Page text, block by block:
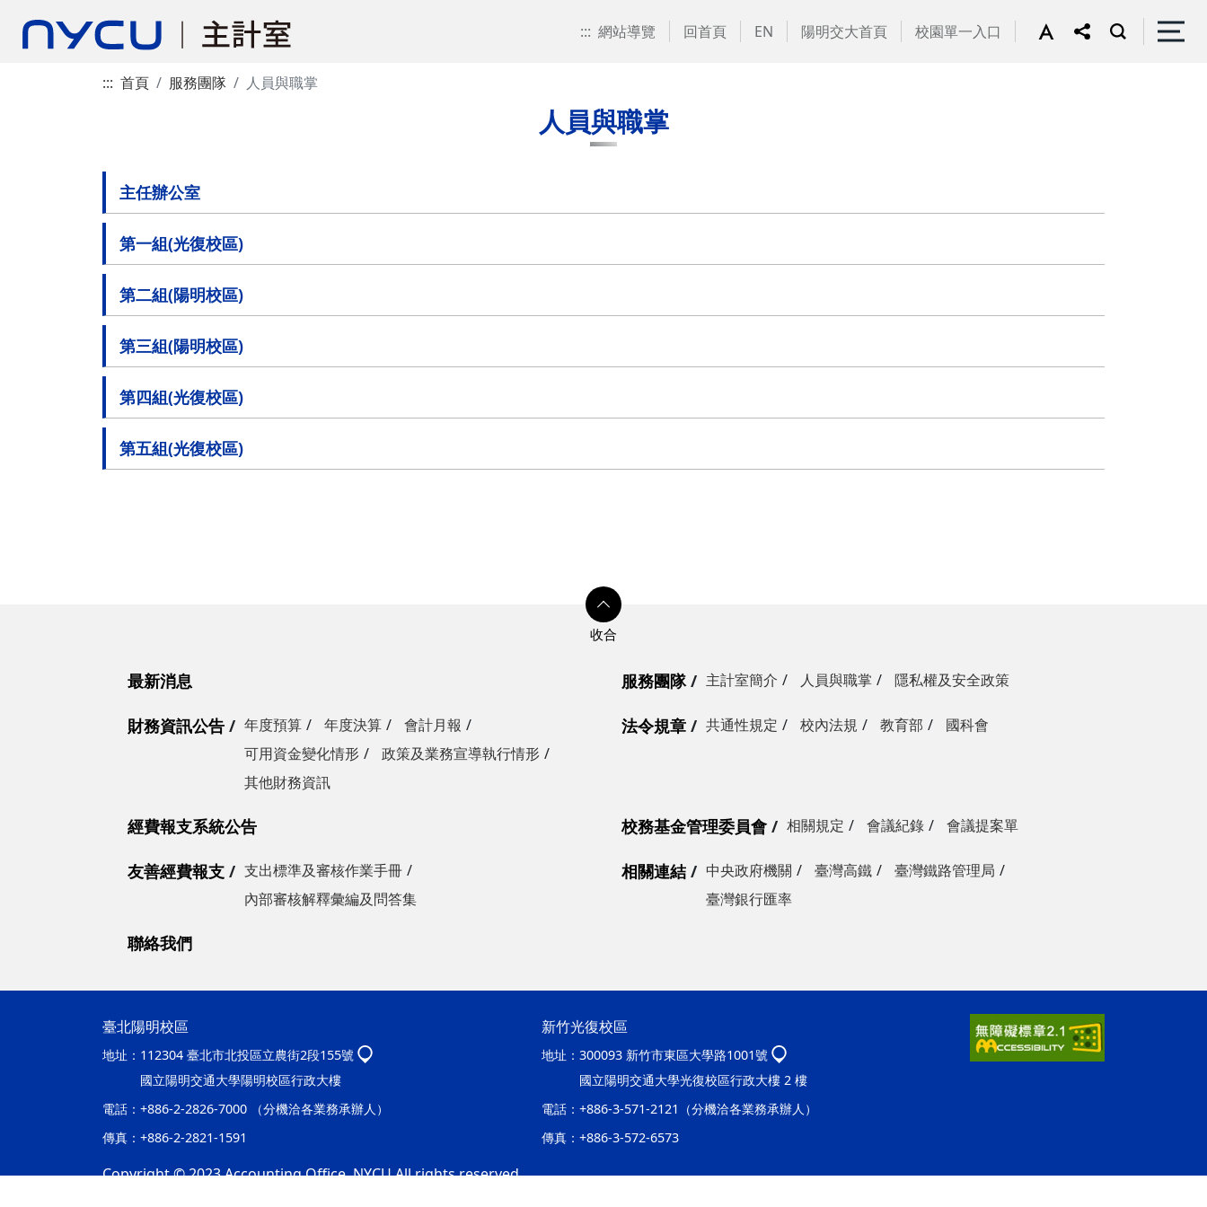
::: 網站導覽 回首頁 EN 陽明交大首頁 校園單一入口
::: 首頁 服務團隊 人員與職掌
人員與職掌
主任辦公室
第一組(光復校區)
第二組(陽明校區)
第三組(陽明校區)
第四組(光復校區)
第五組(光復校區)
最新消息 服務團隊 主計室簡介 人員與職掌 隱私權及安全政策
財務資訊公告 年度預算 年度決算
會計月報
可用資金變化情形
政策及業務宣導執行情形
其他財務資訊
法令規章 共通性規定 校內法規 教育部 國科會
經費報支系統公告 校務基金管理委員會 相關規定 會議紀錄 會議提案單
友善經費報支
支出標準及審核作業手冊
內部審核解釋彙編及問答集
相關連結 中央政府機關 臺灣高鐵
臺灣鐵路管理局
臺灣銀行匯率
聯絡我們
臺北陽明校區
地址： 112304 臺北市北投區立農街2段155號
國立陽明交通大學陽明校區行政大樓
電話： +886-2-2826-7000 （分機洽各業務承辦人）
傳真： +886-2-2821-1591
新竹光復校區
地址： 300093 新竹市東區大學路1001號
國立陽明交通大學光復校區行政大樓 2 樓
電話： +886-3-571-2121（分機洽各業務承辦人）
傳真： +886-3-572-6573
Copyright © 2023 Accounting Office, NYCU All rights reserved